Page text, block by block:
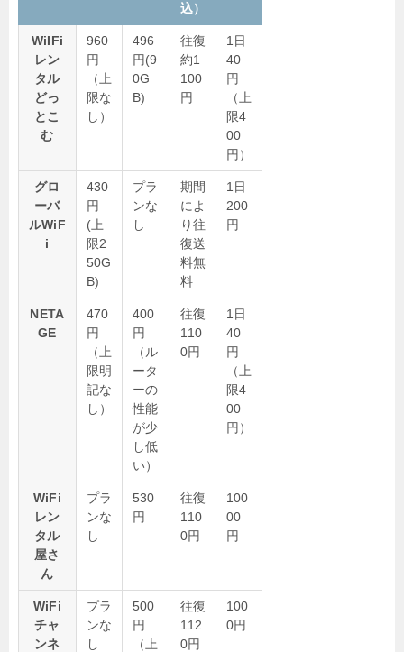
込）
WiIFi
レン
タル
どっ
とこ
む
960
円
（上
限な
し）
496
円(9
0G
B)
往復
約1
100
円
1日
40
円
（上
限4
00
円）
グロ
ーバ
ルWiF
i
430
円
(上
限2
50G
B)
プラ
ンな
し
期間
によ
り往
復送
料無
料
1日
200
円
NETA
GE
470
円
（上
限明
記な
し）
400
円
（ル
ータ
ーの
性能
が少
し低
い）
往復
110
0円
1日
40
円
（上
限4
00
円）
WiFi
レン
タル
屋さ
ん
プラ
ンな
し
530
円
往復
110
0円
100
00
円
WiFi
チャ
ンネ
プラ
ンな
し
500
円
（上
往復
112
0円
100
0円